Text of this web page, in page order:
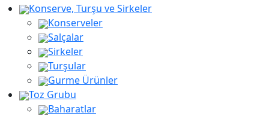
Konserve, Turşu ve Sirkeler
Konserveler
Salçalar
Sirkeler
Turşular
Gurme Ürünler
Toz Grubu
Baharatlar